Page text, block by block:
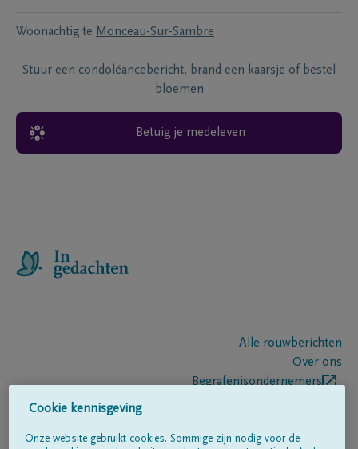
Woonachtig te Monceau-Sur-Sambre
Stuur een condoléancebericht, brand een kaarsje of bestel
bloemen
Betuig je medeleven
Alle rouwberichten
Over ons
Begrafenisondernemers
Cookie kennisgeving
Onze website gebruikt cookies. Sommige zijn nodig voor de